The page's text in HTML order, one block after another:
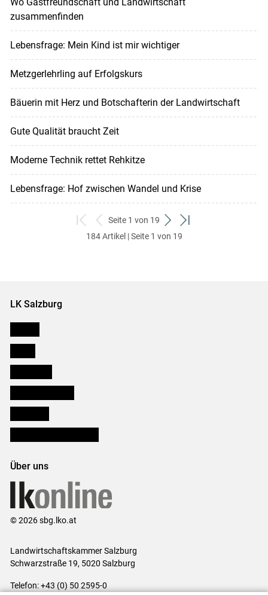
zusammenfinden
Lebensfrage: Mein Kind ist mir wichtiger
Metzgerlehrling auf Erfolgskurs
Bäuerin mit Herz und Botschafterin der Landwirtschaft
Gute Qualität braucht Zeit
Moderne Technik rettet Rehkitze
Lebensfrage: Hof zwischen Wandel und Krise
zum
ersten
zurück
zum
Seite 1 von 19
weiter
zum
zum
184 Artikel | Seite 1 von 19
LK Salzburg
Über uns
© 2026 sbg.lko.at
Landwirtschaftskammer Salzburg
Schwarzstraße 19, 5020 Salzburg
Telefon: +43 (0) 50 2595-0